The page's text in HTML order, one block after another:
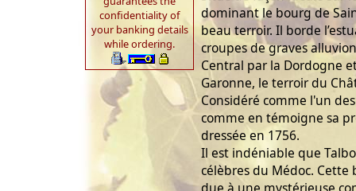
confidentiality of
your banking details
while ordering.
dominant le bourg de
beau terroir. Il borde
croupes de graves
Central par la Dordogne
Garonne, le terroir du
Considéré comme l'un
comme en témoigne sa
dressée en 1756.
Il est indéniable que
célèbres du Médoc.